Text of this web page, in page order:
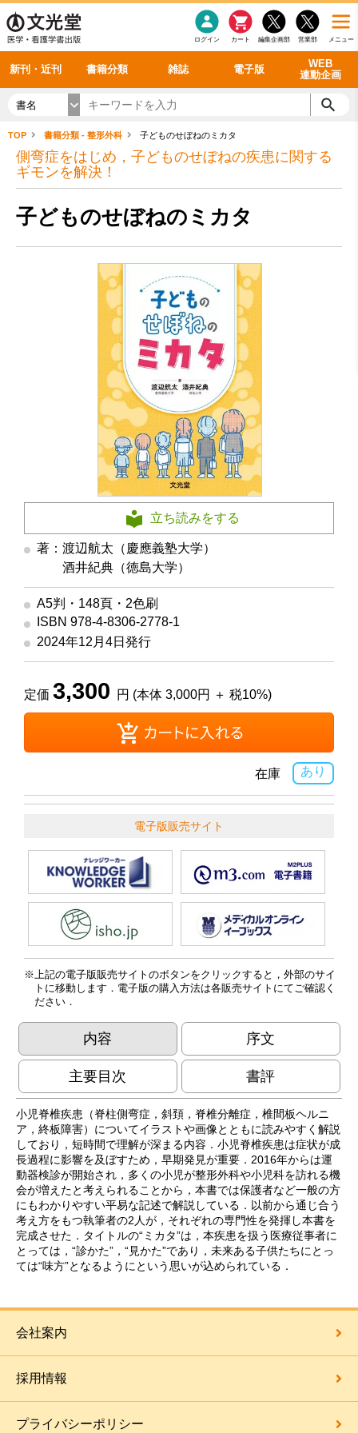
メニュー
営業部
編集企画部
カート
ログイン
新刊・近刊 書籍分類 雑誌 電子版
WEB
連動企画
感染症 老年医学
看護・介護
呼吸器
循環器
シリーズ一覧
雑誌投稿規定
理学療法
雑誌案内・年間購読 最新号 バックナンバー
電子書籍
電子雑誌
書籍「データに基づく臨床動作分析」WEB動画
書籍「眼手術学」WEB動画
書籍「神経症候学 II 改訂第二版」 WEB動画
新刊一覧
今後の発行予定
書名
TOP 書籍分類 - 整形外科 子どものせぼねのミカタ
側弯症をはじめ，子どものせぼねの疾患に関する
ギモンを解決！
子どものせぼねのミカタ
立ち読みをする
著：渡辺航太（慶應義塾大学）
酒井紀典（徳島大学）
A5判・148頁・2色刷
ISBN 978-4-8306-2778-1
2024年12月4日発行
定価 3,300 円 (本体 3,000円 ＋ 税10%)
あり
在庫
電子版販売サイト
上記の電子版販売サイトのボタンをクリックすると，外部のサイ
トに移動します．電子版の購入方法は各販売サイトにてご確認く
ださい．
内容 序文
主要目次 書評
小児脊椎疾患（脊柱側弯症，斜頚，脊椎分離症，椎間板ヘルニ
ア，終板障害）についてイラストや画像とともに読みやすく解説
しており，短時間で理解が深まる内容．小児脊椎疾患は症状が成
長過程に影響を及ぼすため，早期発見が重要．2016年からは運
動器検診が開始され，多くの小児が整形外科や小児科を訪れる機
会が増えたと考えられることから，本書では保護者など一般の方
にもわかりやすい平易な記述で解説している．以前から通じ合う
考え方をもつ執筆者の2人が，それぞれの専門性を発揮し本書を
完成させた．タイトルの“ミカタ”は，本疾患を扱う医療従事者に
とっては，“診かた”，“見かた”であり，未来ある子供たちにとっ
ては“味方”となるようにという思いが込められている．
会社案内
採用情報
プライバシーポリシー